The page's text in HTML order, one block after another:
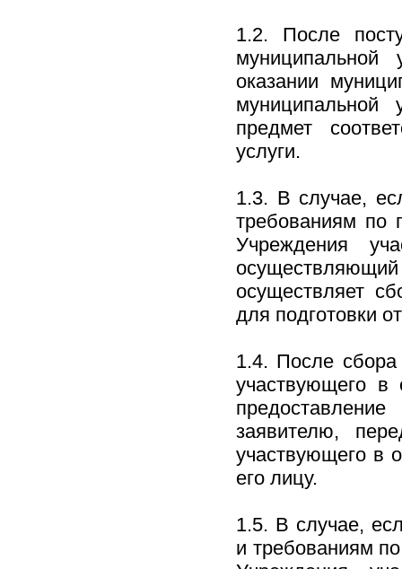
1.2. После
муниципальной
оказании
муниципальной
предмет
услуги.
1.3. В случае,
требованиям по
Учреждения
осуществляет
для подготовки
1.4. После
участвующего в
заявителю,
участвующего в
его лицу.
1.5. В случае,
и требованиям